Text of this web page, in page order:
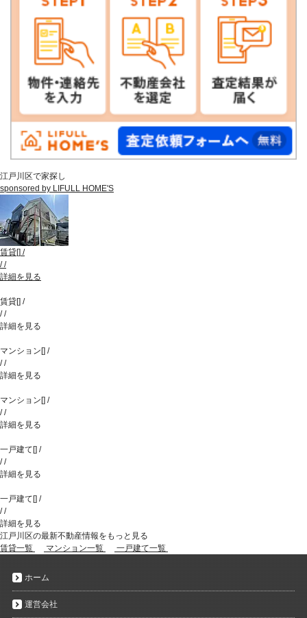
江戸川区で家探し
sponsored by LIFULL HOME'S
賃貸[] /
//
詳細を見る
賃貸[] /
//
詳細を見る
マンション[] /
//
詳細を見る
マンション[] /
//
詳細を見る
一戸建て[] /
//
詳細を見る
一戸建て[] /
//
詳細を見る
江戸川区の最新不動産情報をもっと見る
賃貸一覧
マンション一覧 一戸建て一覧
ホーム
運営会社